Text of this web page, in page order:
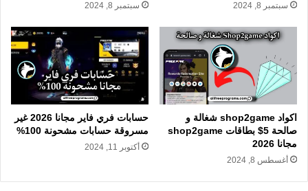
سبتمبر 8, 2024 سبتمبر 8, 2024
اكواد shop2game شغالة و
صالحة 5$ بطاقات shop2game
مجانا 2026
أغسطس 8, 2024
حسابات فري فاير مجانا 2026 غير
مسروقة حسابات مشحونة 100%
أكتوبر 11, 2024